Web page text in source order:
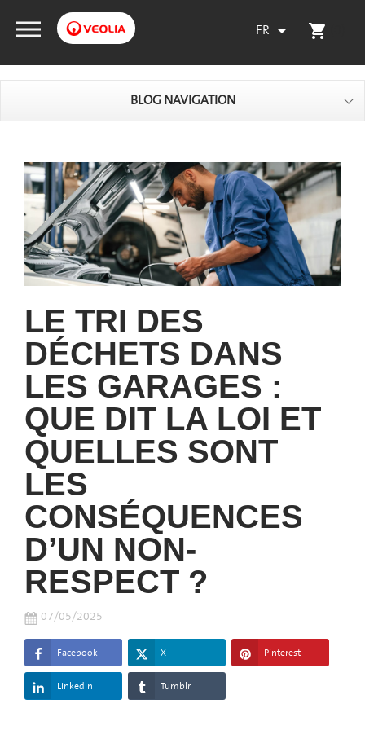
shopping_cart
FR 
BLOG NAVIGATION
LE TRI DES
DÉCHETS DANS
LES GARAGES :
QUE DIT LA LOI ET
QUELLES SONT
LES
CONSÉQUENCES
D’UN NON-
RESPECT ?
07/05/2025
Facebook X Pinterest
LinkedIn Tumblr